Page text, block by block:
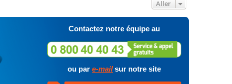
Aller
Contactez notre équipe au
ou par e-mailsur notre site